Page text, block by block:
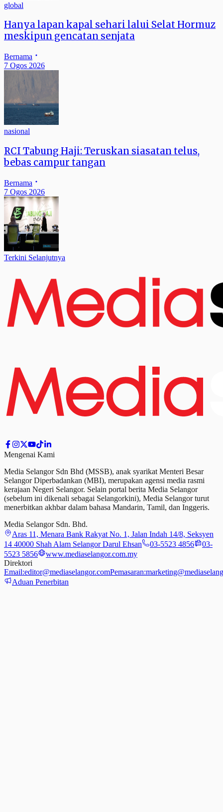
global
Hanya lapan kapal sehari lalui Selat Hormuz
meskipun gencatan senjata
Bernama
7 Ogos 2026
nasional
RCI Tabung Haji: Teruskan siasatan telus,
bebas campur tangan
Bernama
7 Ogos 2026
Terkini Selanjutnya
Mengenai Kami
Media Selangor Sdn Bhd (MSSB), anak syarikat Menteri Besar
Selangor Diperbadankan (MBI), merupakan agensi media rasmi
kerajaan Negeri Selangor. Selain portal berita Media Selangor
(sebelum ini dikenali sebagai Selangorkini), Media Selangor turut
menerbitkan akhbar dalam bahasa Mandarin, Tamil, dan Inggeris.
Media Selangor Sdn. Bhd.
Aras 11, Menara Bank Rakyat No. 1, Jalan Indah 14/8, Seksyen
14 40000 Shah Alam Selangor Darul Ehsan
03-5523 4856
03-
5523 5856
www.mediaselangor.com.my
Direktori
Email:editor@mediaselangor.comPemasaran:
Aduan Penerbitan